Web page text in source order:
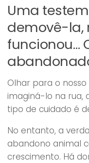
Uma
demovê-la,
funcionou…
Olhar para o
imaginá-lo na rua,
tipo de cuidado é
No entanto, a
abandono animal
crescimento. Há